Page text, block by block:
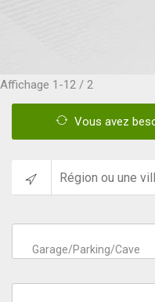
Vous avez
Garage/Parking/Cave
Affichage 1-12 / 2